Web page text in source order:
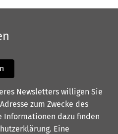
Newsletters willigen Sie
zum Zwecke des
Informationen dazu finden
. Eine